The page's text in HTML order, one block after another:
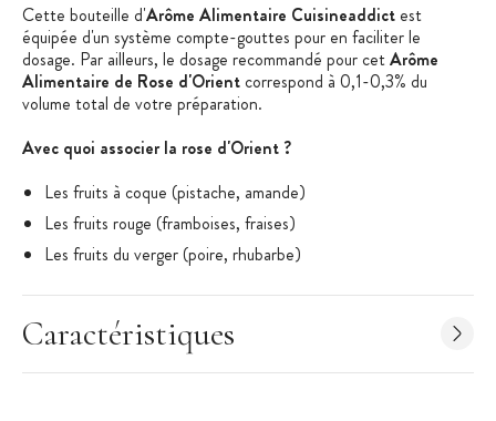
Cette bouteille d'Arôme Alimentaire Cuisineaddict est
équipée d'un système compte-gouttes pour en faciliter le
dosage. Par ailleurs, le dosage recommandé pour cetArôme
Alimentaire de Rose d'Orient correspond à 0,1-0,3% du
volume total de votre préparation.
Avec quoi associer la rose d'Orient ?
Les fruits à coque (pistache, amande)
Les fruits rouge (framboises, fraises)
Les fruits du verger (poire, rhubarbe)
La semoule de blé
Les boissons (thé, cocktail)
Les produits laitiers (crème, ricotta)
Caractéristiques